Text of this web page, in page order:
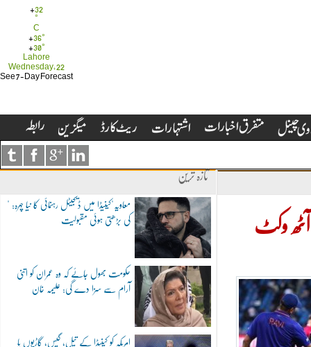
+32
°
C
+36°
+30°
Lahore
Wednesday, 22
See 7-Day Forecast
تازہ ترین
"معاویہ"کینیڈا میں ڈیجیٹل رہنمائی کا نیا چہرہ:
کی بڑھتی ہوئی مقبولیت
حکومت بھول جائے کہ وہ عمران کو اتنی
آرام سے سزا دے گی: علیمہ خان
امریکہ کو کینیڈا کے تیل، گیس، گاڑیوں یا